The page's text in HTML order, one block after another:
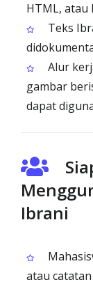
HTML, atau
Teks
Alur
gambar
dapat
Ibrani
atau